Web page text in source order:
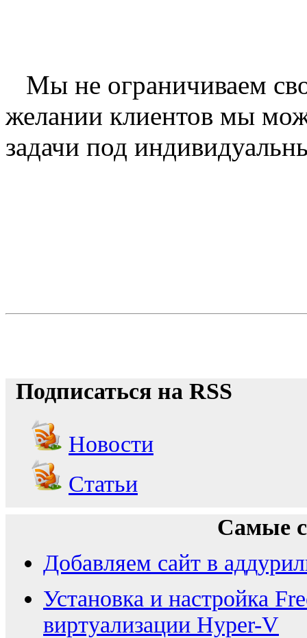
Мы не ограничиваем
желании клиентов мы
задачи под
Подписаться на RSS
Новости
Статьи
Самые
Добавляем сайт в
Установка и настройка
виртуализации Hyper-V